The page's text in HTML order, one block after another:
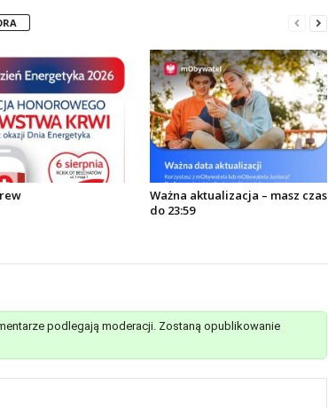
Ważna aktualizacja – masz czas
do 23:59
podlegają moderacji. Zostaną opublikowanie